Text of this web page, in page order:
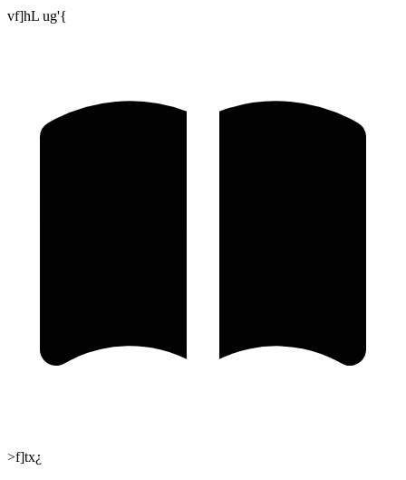
vf]hL ug'{
>f]tx¿